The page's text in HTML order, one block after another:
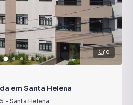
10
em Santa Helena
- Santa Helena